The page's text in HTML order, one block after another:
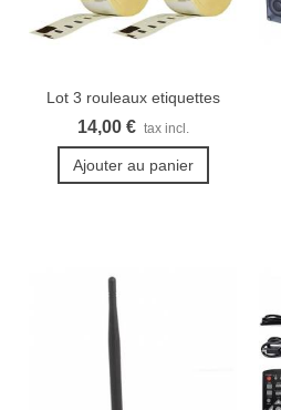
Lot 3 rouleaux etiquettes
Seiko...
14,00 € tax incl.
Ajouter au panier